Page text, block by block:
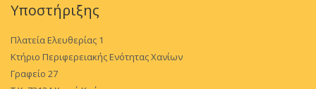
Υποστήριξης
Πλατεία Ελευθερίας 1
Κτήριο Περιφερειακής Ενότητας Χανίων
Γραφείο 27